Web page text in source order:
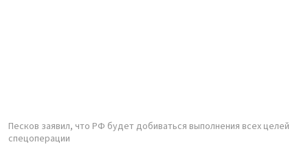
Песков заявил, что РФ будет добиваться выполнения всех целей
спецоперации